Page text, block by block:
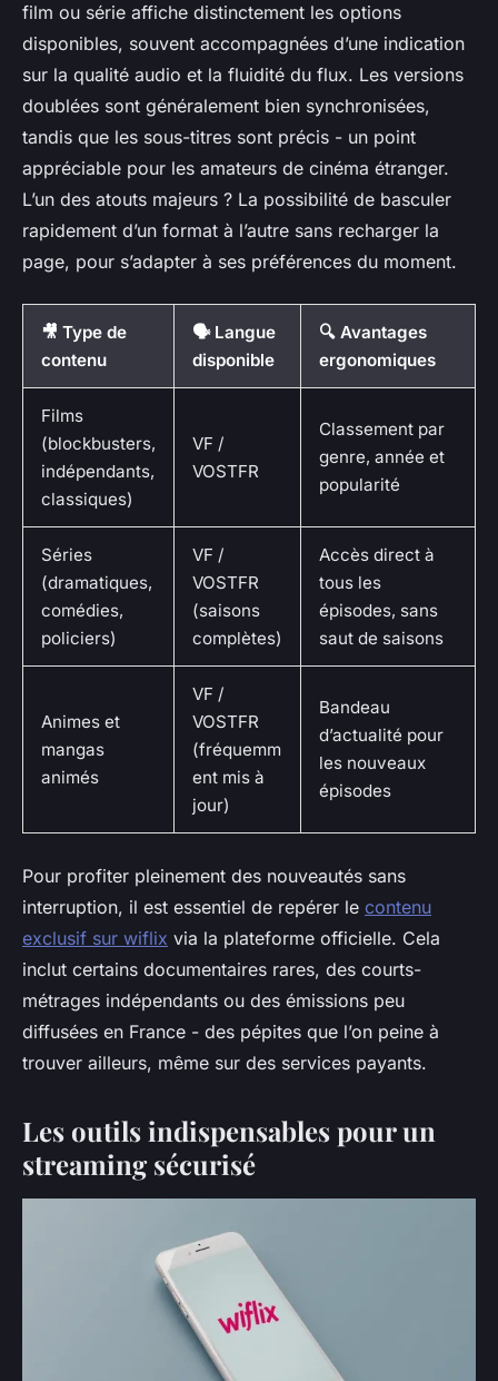
film ou série affiche distinctement les options
disponibles, souvent accompagnées d’une indication
sur la qualité audio et la fluidité du flux. Les versions
doublées sont généralement bien synchronisées,
tandis que les sous-titres sont précis - un point
appréciable pour les amateurs de cinéma étranger.
L’un des atouts majeurs ? La possibilité de basculer
rapidement d’un format à l’autre sans recharger la
page, pour s’adapter à ses préférences du moment.
🎥 Type de
contenu
🗣️ Langue
disponible
🔍 Avantages
ergonomiques
Films
(blockbusters,
indépendants,
classiques)
VF /
VOSTFR
Classement par
genre, année et
popularité
Séries
(dramatiques,
comédies,
policiers)
VF /
VOSTFR
(saisons
complètes)
Accès direct à
tous les
épisodes, sans
saut de saisons
Animes et
mangas
animés
VF /
VOSTFR
(fréquemm
ent mis à
jour)
Bandeau
d’actualité pour
les nouveaux
épisodes
Pour profiter pleinement des nouveautés sans
interruption, il est essentiel de repérer le contenu
exclusif sur wiflix via la plateforme officielle. Cela
inclut certains documentaires rares, des courts-
métrages indépendants ou des émissions peu
diffusées en France - des pépites que l’on peine à
trouver ailleurs, même sur des services payants.
Les outils indispensables pour un
streaming sécurisé